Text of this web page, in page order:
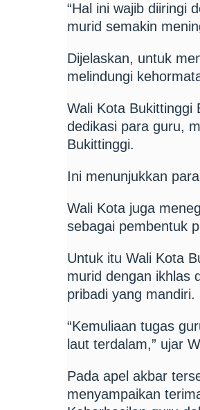
“Hal ini wajib diiringi
murid semakin
Dijelaskan, untuk
melindungi
Wali Kota Bukittinggi
dedikasi para guru,
Bukittinggi.
Ini menunjukkan
Wali Kota juga
sebagai pembentuk
Untuk itu Wali Kota
murid dengan ikhlas
pribadi yang mandiri.
“Kemuliaan tugas
laut terdalam,” ujar
Pada apel akbar
menyampaikan